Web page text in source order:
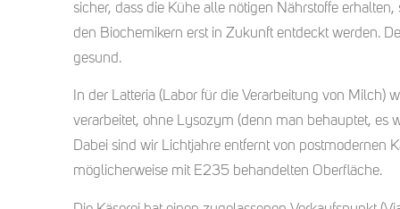
sicher, dass die Kühe alle nötigen Nährstoffe
den Biochemikern erst in Zukunft entdeckt werden.
gesund.
In der Latteria (Labor für die Verarbeitung von Milch)
verarbeitet, ohne Lysozym (denn man behauptet, es
Dabei sind wir Lichtjahre entfernt von postmodernen
möglicherweise mit E235 behandelten Oberfläche.